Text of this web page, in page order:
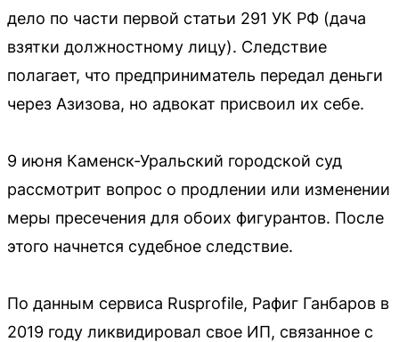
дело по части первой статьи 291 УК РФ (дача
взятки должностному лицу). Следствие
полагает, что предприниматель передал деньги
через Азизова, но адвокат присвоил их себе.
9 июня Каменск-Уральский городской суд
рассмотрит вопрос о продлении или изменении
меры пресечения для обоих фигурантов. После
этого начнется судебное следствие.
По данным сервиса Rusprofile, Рафиг Ганбаров в
2019 году ликвидировал свое ИП, связанное с